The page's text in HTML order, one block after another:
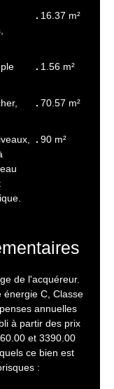
16.37 m²
1.56 m²
70.57 m²
90 m²
de l'acquéreur.
énergie C, Classe
annuelles
à partir des prix
et 3390.00
ce bien est
: